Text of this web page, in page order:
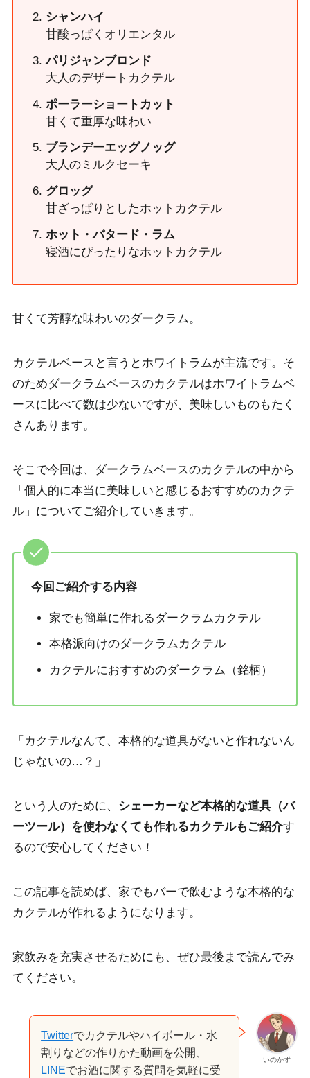
シャンハイ
甘酸っぱくオリエンタル
パリジャンブロンド
大人のデザートカクテル
ポーラーショートカット
甘くて重厚な味わい
ブランデーエッグノッグ
大人のミルクセーキ
グロッグ
甘ざっぱりとしたホットカクテル
ホット・バタード・ラム
寝酒にぴったりなホットカクテル
甘くて芳醇な味わいのダークラム。
カクテルベースと言うとホワイトラムが主流です。そ
のためダークラムベースのカクテルはホワイトラムベ
ースに比べて数は少ないですが、美味しいものもたく
さんあります。
そこで今回は、
ダークラムベースのカクテルの中から
「個人的に本当に美味しいと感じるおすすめのカクテ
ル」についてご紹介 していきます。
今回ご紹介する内容
家でも簡単に作れるダークラムカクテル
本格派向けのダークラムカクテル
カクテルにおすすめのダークラム（銘柄）
「カクテルなんて、本格的な道具がないと作れないん
じゃないの…？」
という人のために、 シェーカーなど本格的な道具（バ
ーツール）を使わなくても作れるカクテルもご紹介す
るので安心してください！
この記事を読めば、 家でもバーで飲むような本格的な
カクテルが作れる ようになります。
家飲みを充実させるためにも、ぜひ最後まで読んでみ
てください。
いのかず
Twitterでカクテルやハイボール・水
割りなどの作りかた動画を公開、
LINEでお酒に関する質問を気軽に受